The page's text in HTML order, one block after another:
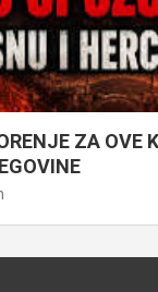
ZA OVE